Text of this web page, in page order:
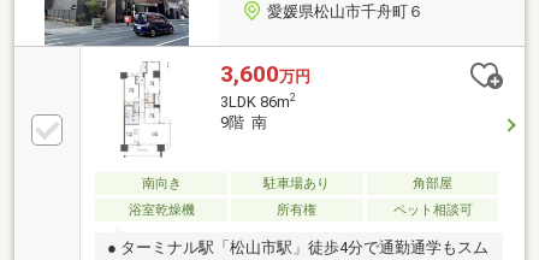
愛媛県松山市千舟町６
3,600万円
3LDK 86m2
9階 南
南向き 駐車場あり
角部屋
浴室乾燥機
所有権 ペット相談可
● ターミナル駅「松山市駅」徒歩4分で通勤通学もスム